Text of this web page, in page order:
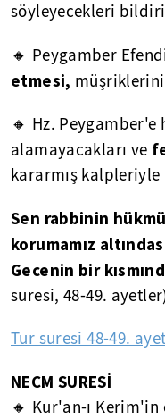
söyleyecekleri
🔸 Peygamber
etmesi,
🔸 Hz.
alamayacakları ve
kararmış kalpleriyle
Sen rabbinin
korumamız
Gecenin bir
suresi, 48-49.
Tur suresi 48-49.
NECM SURESİ
🔸 Kur'an-ı Kerim'in